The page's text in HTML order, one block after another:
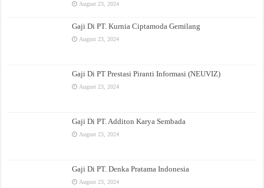
August 23, 2024
Gaji Di PT. Kurnia Ciptamoda Gemilang
August 23, 2024
Gaji Di PT Prestasi Piranti Informasi (NEUVIZ)
August 23, 2024
Gaji Di PT. Additon Karya Sembada
August 23, 2024
Gaji Di PT. Denka Pratama Indonesia
August 23, 2024